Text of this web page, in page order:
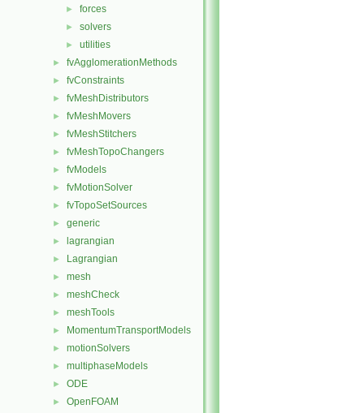
► forces
► solvers
► utilities
► fvAgglomerationMethods
► fvConstraints
► fvMeshDistributors
► fvMeshMovers
► fvMeshStitchers
► fvMeshTopoChangers
► fvModels
► fvMotionSolver
► fvTopoSetSources
► generic
► lagrangian
► Lagrangian
► mesh
► meshCheck
► meshTools
► MomentumTransportModels
► motionSolvers
► multiphaseModels
► ODE
► OpenFOAM